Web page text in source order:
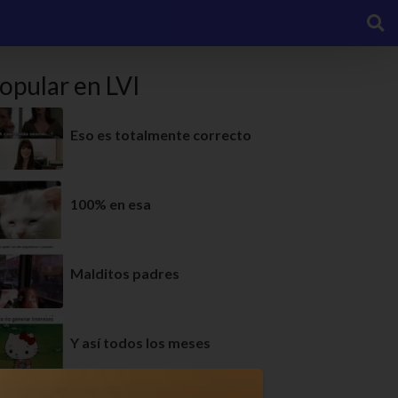
en LVI
Eso es totalmente correcto
100% en esa
Malditos padres
Y así todos los meses